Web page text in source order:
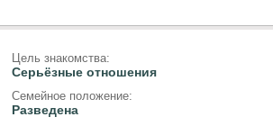
Цель знакомства:
Серьёзные отношения
Семейное положение:
Разведена